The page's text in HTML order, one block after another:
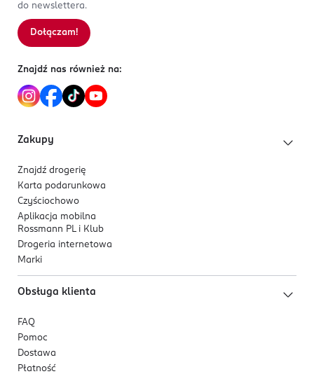
do newslettera.
Dołączam!
Znajdź nas również na:
Zakupy
Znajdź drogerię
Karta podarunkowa
Czyściochowo
Aplikacja mobilna
Rossmann PL i Klub
Drogeria internetowa
Marki
Obsługa klienta
FAQ
Pomoc
Dostawa
Płatność